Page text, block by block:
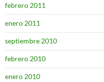
febrero 2011
enero 2011
septiembre 2010
febrero 2010
enero 2010